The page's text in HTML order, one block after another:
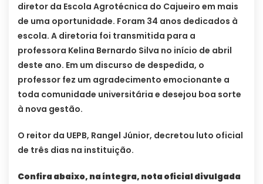
diretor da Escola Agrotécnica do Cajueiro em mais
de uma oportunidade. Foram 34 anos dedicados à
escola. A diretoria foi transmitida para a
professora Kelina Bernardo Silva no início de abril
deste ano. Em um discurso de despedida, o
professor fez um agradecimento emocionante a
toda comunidade universitária e desejou boa sorte
à nova gestão.
O reitor da UEPB, Rangel Júnior, decretou luto oficial
de três dias na instituição.
Confira abaixo, na íntegra, nota oficial divulgada